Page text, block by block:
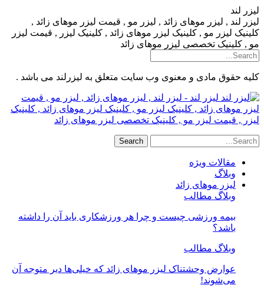
لیزر لند
لیزر لند , لیزر موهای زائد , لیزر مو , قیمت لیزر موهای زائد ,
کلینیک لیزر مو , کلینیک لیزر موهای زائد , کلینیک لیزر , قیمت لیزر
مو , کلینیک تخصصی لیزر موهای زائد
کلیه حقوق مادی و معنوی وب سایت متعلق به لیزرلند می باشد .
لیزر لند - لیزر لند , لیزر موهای زائد , لیزر مو , قیمت
لیزر موهای زائد , کلینیک لیزر مو , کلینیک لیزر موهای زائد , کلینیک
لیزر , قیمت لیزر مو , کلینیک تخصصی لیزر موهای زائد
مقالات ویژه
وبلاگ
لیزر موهای زائد
وبلاگ مطالب
بیمه ورزشی چیست و چرا هر ورزشکاری باید آن را داشته
باشد؟
وبلاگ مطالب
عوارض وحشتناک لیزر موهای زائد که خیلی‌ها دیر متوجه آن
می‌شوند!